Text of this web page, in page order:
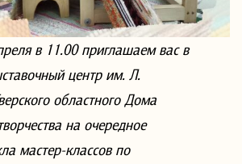
в 11.00 приглашаем вас в
центр им. Л.
областного Дома
на очередное
мастер-классов по